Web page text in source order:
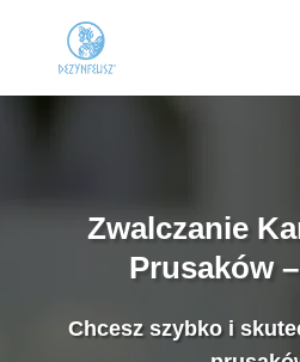
Zwalczanie
Prusaków
Chcesz szybko i